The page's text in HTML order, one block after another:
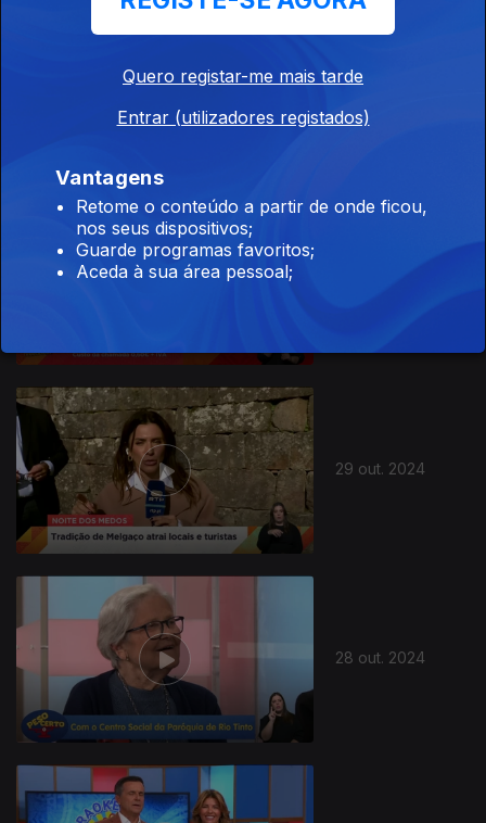
31 out. 2024
29 out. 2024
28 out. 2024
Quero registar-me mais tarde
Entrar (utilizadores registados)
Vantagens
Retome o conteúdo a partir de onde ficou,
nos seus dispositivos;
Guarde programas favoritos;
Aceda à sua área pessoal;